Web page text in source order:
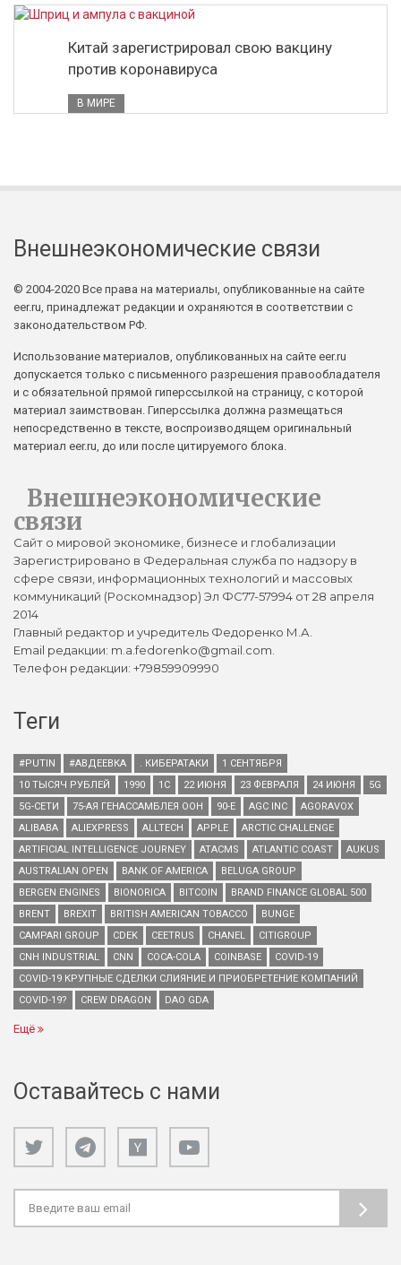
Китай зарегистрировал свою вакцину
против коронавируса
В МИРЕ
Внешнеэкономические связи
© 2004-2020 Все права на материалы, опубликованные на сайте
eer.ru, принадлежат редакции и охраняются в соответствии с
законодательством РФ.
Использование материалов, опубликованных на сайте eer.ru
допускается только с письменного разрешения правообладателя
и с обязательной прямой гиперссылкой на страницу, с которой
материал заимствован. Гиперссылка должна размещаться
непосредственно в тексте, воспроизводящем оригинальный
материал eer.ru, до или после цитируемого блока.
Внешнеэкономические
связи
Сайт о мировой экономике, бизнесе и глобализации
Зарегистрировано в Федеральная служба по надзору в
сфере связи, информационных технологий и массовых
коммуникаций (Роскомнадзор) Эл ФС77-57994 от 28 апреля
2014
Главный редактор и учредитель Федоренко М.А.
Email редакции: m.a.fedorenko@gmail.com.
Телефон редакции: +79859909990
Теги
#PUTIN #АВДЕЕВКА . КИБЕРАТАКИ
1 СЕНТЯБРЯ
10 ТЫСЯЧ РУБЛЕЙ
1990 1С 22 ИЮНЯ 23 ФЕВРАЛЯ 24 ИЮНЯ
5G
5G-СЕТИ
75-АЯ ГЕНАССАМБЛЕЯ ООН 90-Е AGC INC
AGORAVOX
ALIBABA
ALIEXPRESS ALLTECH APPLE
ARCTIC CHALLENGE
ARTIFICIAL INTELLIGENCE JOURNEY
ATACMS ATLANTIC COAST
AUKUS
AUSTRALIAN OPEN
BANK OF AMERICA
BELUGA GROUP
BERGEN ENGINES
BIONORICA BITCOIN
BRAND FINANCE GLOBAL 500
BRENT
BREXIT BRITISH AMERICAN TOBACCO
BUNGE
CAMPARI GROUP
CDEK CEETRUS CHANEL
CITIGROUP
CNH INDUSTRIAL
CNN COCA-COLA COINBASE
COVID-19
COVID-19 КРУПНЫЕ СДЕЛКИ СЛИЯНИЕ И ПРИОБРЕТЕНИЕ КОМПАНИЙ
COVID-19?
CREW DRAGON DAO GDA
Ещё
Оставайтесь с нами